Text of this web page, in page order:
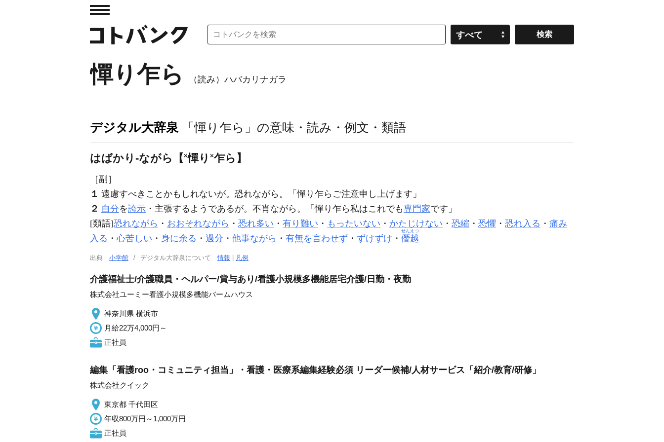
すべて
憚り乍ら （読み）ハバカリナガラ
デジタル大辞泉 「憚り乍ら」の意味・読み・例文・類語
はばかり‐ながら【 ×憚り ×乍ら】
［副］
１ 遠慮すべきことかもしれないが。恐れながら。「憚り乍ら ご注意申し上げます」
２ 自分を誇示 ・主張するようであるが。不肖ながら。「憚り乍ら私はこれでも専門家です」
[類語]恐れながら ・ おおそれながら ・ 恐れ多い ・ 有り難い ・ もったいない ・ かたじけない ・ 恐縮 ・ 恐懼 ・ 恐れ入る ・ 痛み
入る ・心苦しい ・ 身に余る ・ 過分 ・ 他事ながら ・ 有無を言わせず ・ ずけずけ ・ 僭越
せんえつ
出典 小学館 デジタル大辞泉について情報 凡例
介護福祉士/介護職員・ヘルパー/賞与あり/看護小規模多機能居宅介護/日勤・夜勤
株式会社ユーミー看護小規模多機能バームハウス
神奈川県 横浜市
月給22万4,000円～
正社員
編集「看護roo・コミュニティ担当」・看護・医療系編集経験必須 リーダー候補/人材サービス「紹介/教育/研修」
株式会社クイック
東京都 千代田区
年収800万円～1,000万円
正社員